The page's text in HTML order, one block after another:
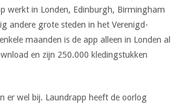
werkt in Londen, Edinburgh, Birmingham
andere grote steden in het Verenigd-
maanden is de app alleen in Londen al
en zijn 250.000 kledingstukken
er wel bij. Laundrapp heeft de oorlog